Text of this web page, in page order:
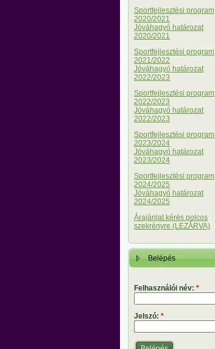
Sportfejlesztési program
2020/2021
Jóváhagyó határozat
2020/2021
Sportfejlesztési program
2021/2022
Jóváhagyó határozat
2022/2023
Sportfejlesztési program
2022/2023
Jóváhagyó határozat
2022/2023
Sportfejlesztési program
2023/2024
Jóváhagyó határozat
2023/2024
Sportfejlesztési program
2024/2025
Jóváhagyó határozat
2024/2025
Árajánlat kérés polcos
szekrényre (LEZÁRVA)
Belépés
Felhasználói név: *
Jelszó: *